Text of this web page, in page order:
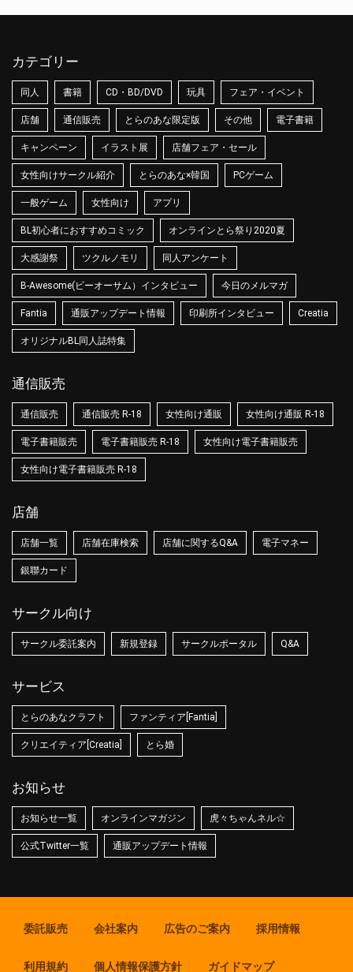
カテゴリー
同人 書籍 CD・BD/DVD 玩具 フェア・イベント
店舗 通信販売 とらのあな限定版 その他 電子書籍
キャンペーン イラスト展 店舗フェア・セール
女性向けサークル紹介 とらのあな×韓国 PCゲーム
一般ゲーム 女性向け アプリ
BL初心者におすすめコミック オンラインとら祭り2020夏
大感謝祭 ツクルノモリ 同人アンケート
B-Awesome(ビーオーサム）インタビュー 今日のメルマガ
Fantia 通販アップデート情報 印刷所インタビュー Creatia
オリジナルBL同人誌特集
通信販売
通信販売 通信販売 R-18 女性向け通販 女性向け通販 R-18
電子書籍販売 電子書籍販売 R-18 女性向け電子書籍販売
女性向け電子書籍販売 R-18
店舗
店舗一覧 店舗在庫検索 店舗に関するQ&A 電子マネー
銀聯カード
サークル向け
サークル委託案内 新規登録 サークルポータル Q&A
サービス
とらのあなクラフト ファンティア[Fantia]
クリエイティア[Creatia] とら婚
お知らせ
お知らせ一覧 オンラインマガジン 虎々ちゃんネル☆
公式Twitter一覧 通販アップデート情報
委託販売 会社案内 広告のご案内 採用情報
利用規約 個人情報保護方針 ガイドマップ